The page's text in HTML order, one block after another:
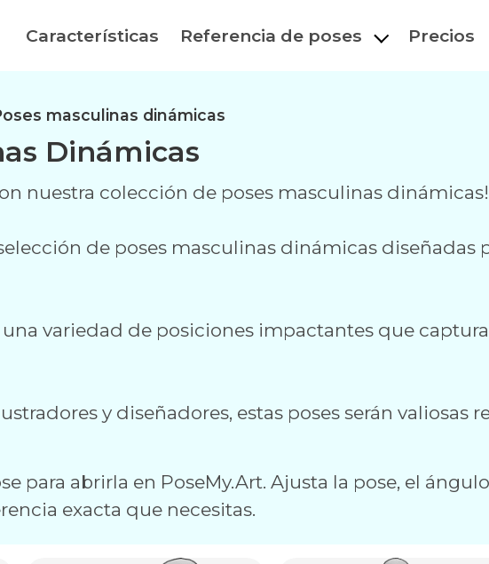
Características Referencia de poses Precios
masculinas dinámicas
Dinámicas
nuestra colección de poses masculinas dinámicas!
de poses masculinas dinámicas diseñadas
una variedad de posiciones impactantes que
y diseñadores, estas poses serán valiosas
para abrirla en PoseMy.Art. Ajusta la pose, el
exacta que necesitas.